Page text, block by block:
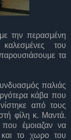
την περασμένη
του
τα
παλιάς
κάβα που
από τους
φίλη κ. Μαντά.
έμοιαζαν να
το χωρο του